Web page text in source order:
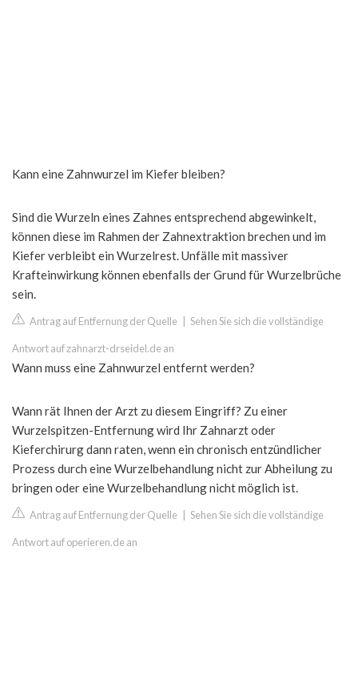
Kann eine Zahnwurzel im Kiefer bleiben?
Sind die Wurzeln eines Zahnes entsprechend abgewinkelt,
können diese im Rahmen der Zahnextraktion brechen und im
Kiefer verbleibt ein Wurzelrest. Unfälle mit massiver
Krafteinwirkung können ebenfalls der Grund für Wurzelbrüche
sein.
Antrag auf Entfernung der Quelle Sehen Sie sich die vollständige
Antwort auf zahnarzt-drseidel.de an
Wann muss eine Zahnwurzel entfernt werden?
Wann rät Ihnen der Arzt zu diesem Eingriff? Zu einer
Wurzelspitzen-Entfernung wird Ihr Zahnarzt oder
Kieferchirurg dann raten, wenn ein chronisch entzündlicher
Prozess durch eine Wurzelbehandlung nicht zur Abheilung zu
bringen oder eine Wurzelbehandlung nicht möglich ist.
Antrag auf Entfernung der Quelle Sehen Sie sich die vollständige
Antwort auf operieren.de an